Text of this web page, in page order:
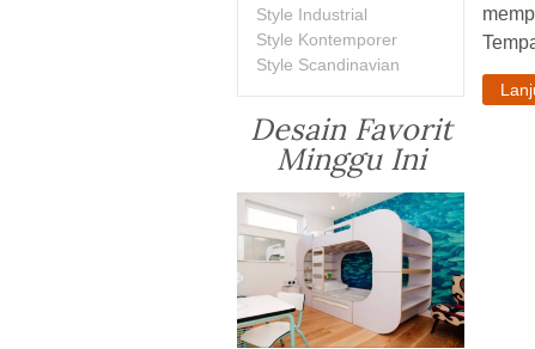
Style Industrial
Style Kontemporer
Style Scandinavian
Desain Favorit
Minggu Ini